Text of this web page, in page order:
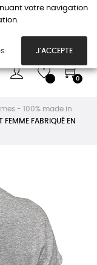
la
0
- 100% made in
FEMME FABRIQUÉ EN
votre navigation
J'ACCEPTE